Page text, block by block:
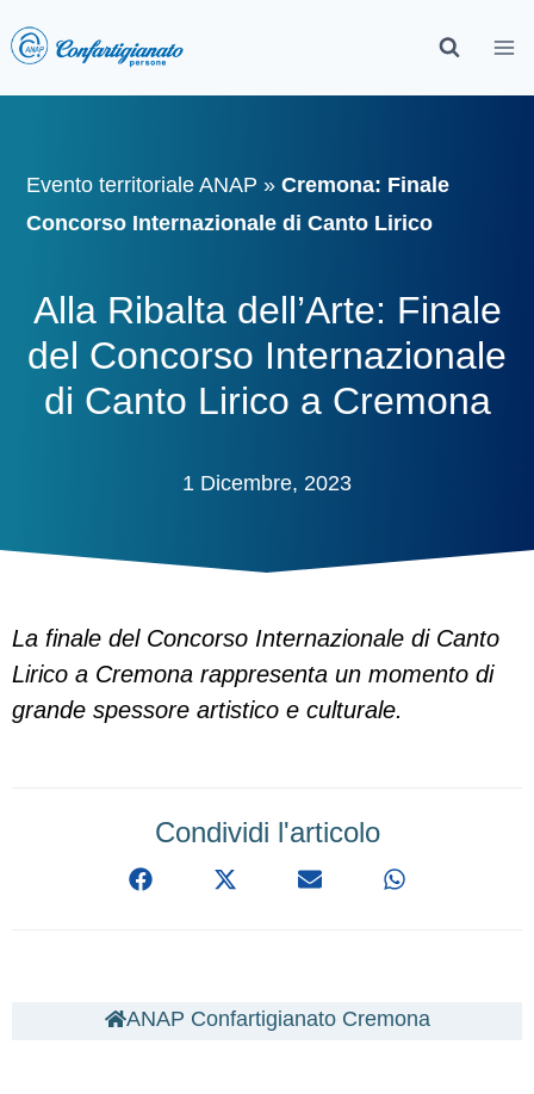
Evento territoriale ANAP »Cremona: Finale
Concorso Internazionale di Canto Lirico
Alla Ribalta dell’Arte: Finale
del Concorso Internazionale
di Canto Lirico a Cremona
1 Dicembre, 2023
La finale del Concorso Internazionale di Canto
Lirico a Cremona rappresenta un momento di
grande spessore artistico e culturale.
Condividi l'articolo
ANAP Confartigianato Cremona